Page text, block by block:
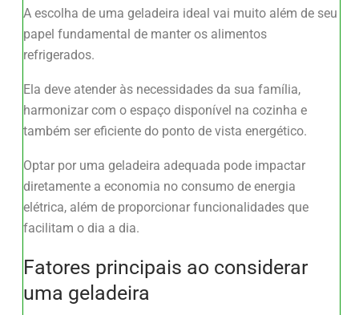
A escolha de uma geladeira ideal vai muito além de seu
papel fundamental de manter os alimentos
refrigerados.
Ela deve atender às necessidades da sua família,
harmonizar com o espaço disponível na cozinha e
também ser eficiente do ponto de vista energético.
Optar por uma geladeira adequada pode impactar
diretamente a economia no consumo de energia
elétrica, além de proporcionar funcionalidades que
facilitam o dia a dia.
Fatores principais ao considerar
uma geladeira